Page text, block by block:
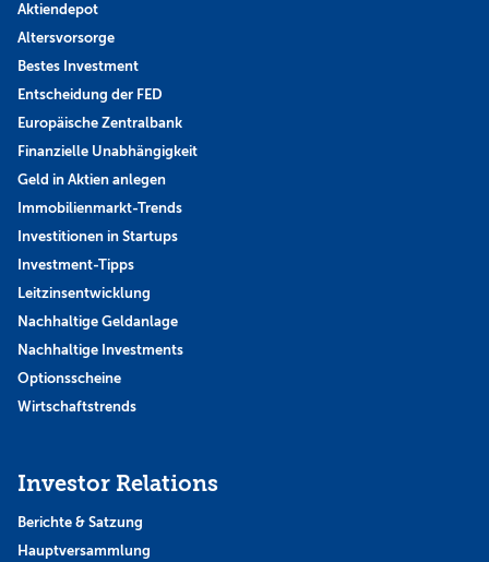
Aktiendepot
Altersvorsorge
Bestes Investment
Entscheidung der FED
Europäische Zentralbank
Finanzielle Unabhängigkeit
Geld in Aktien anlegen
Immobilienmarkt-Trends
Investitionen in Startups
Investment-Tipps
Leitzinsentwicklung
Nachhaltige Geldanlage
Nachhaltige Investments
Optionsscheine
Wirtschaftstrends
Investor Relations
Berichte & Satzung
Hauptversammlung